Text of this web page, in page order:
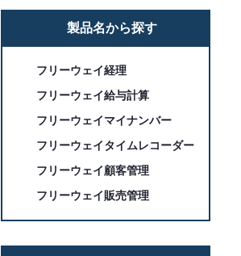
製品名から探す
フリーウェイ経理
フリーウェイ給与計算
フリーウェイマイナンバー
フリーウェイタイムレコーダー
フリーウェイ顧客管理
フリーウェイ販売管理